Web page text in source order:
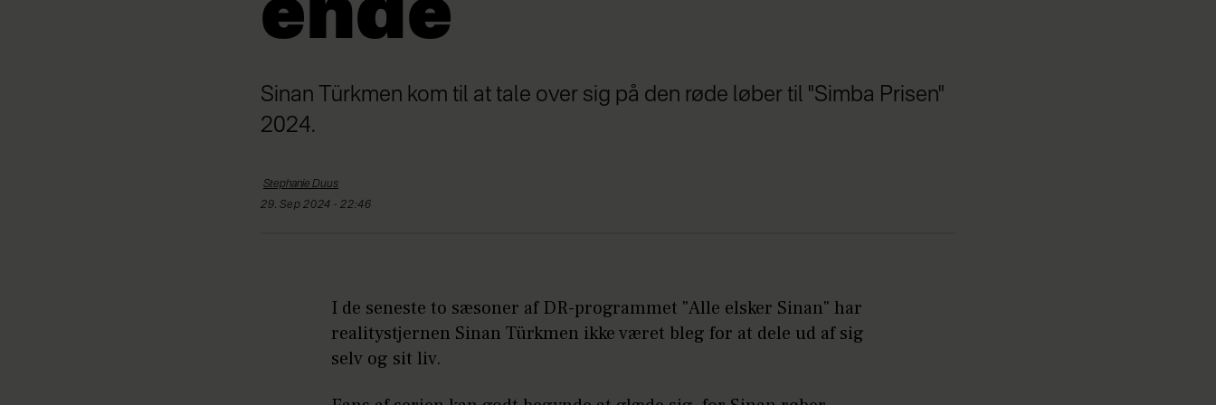
ende
Sinan Türkmen kom til at tale over sig på den røde løber til "Simba Prisen"
2024.
Stephanie Duus
29. Sep 2024 - 22:46
I de seneste to sæsoner af DR-programmet "Alle elsker Sinan" har
realitystjernen Sinan Türkmen ikke været bleg for at dele ud af sig
selv og sit liv.